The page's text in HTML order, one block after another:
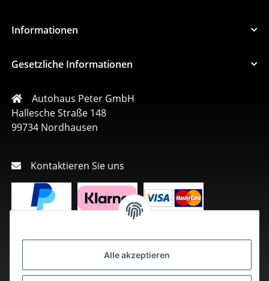
Alle akzeptieren
Informationen
Gesetzliche Informationen
Autohaus Peter GmbH
Hallesche Straße 148
99734 Nordhausen
Kontaktieren Sie uns